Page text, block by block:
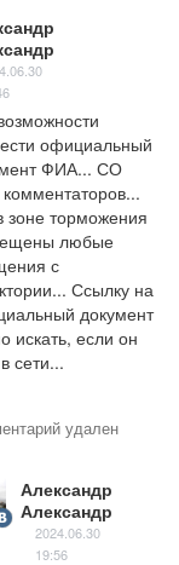
официальный
ФИА... СО
зоне торможения
любые
с
Ссылку на
документ
искать, если он
сети...
удален
Александр
Александр
2024.06.30
19:56